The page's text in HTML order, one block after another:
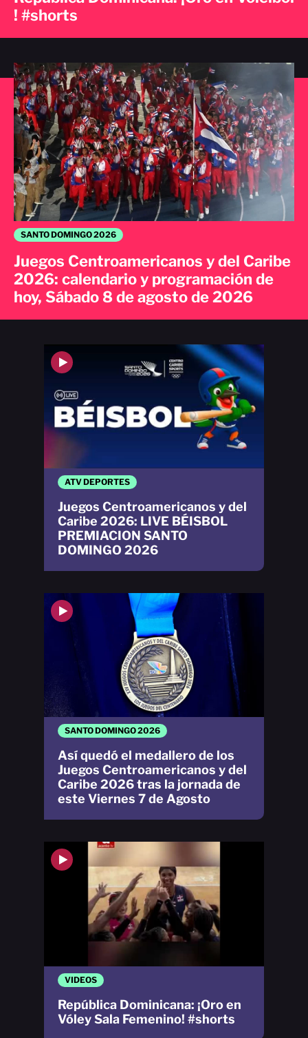
SANTO DOMINGO 2026
Juegos Centroamericanos y del Caribe
2026: calendario y programación de
hoy, Sábado 8 de agosto de 2026
! #shorts
VIDEOS
República Dominicana: ¡Oro en
Vóley Sala Femenino! #shorts
SANTO DOMINGO 2026
Así quedó el medallero de los
Juegos Centroamericanos y del
Caribe 2026 tras la jornada de
este Viernes 7 de Agosto
ATV DEPORTES
Juegos Centroamericanos y del
Caribe 2026: LIVE BÉISBOL
PREMIACION SANTO
DOMINGO 2026